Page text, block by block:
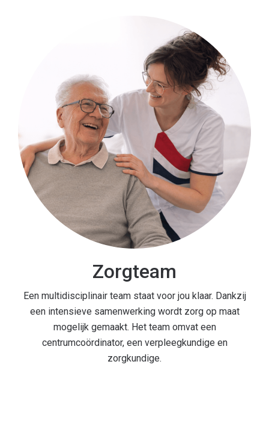
Zorgteam
Een multidisciplinair team staat voor jou klaar. Dankzij
een intensieve samenwerking wordt zorg op maat
mogelijk gemaakt. Het team omvat een
centrumcoördinator, een verpleegkundige en
zorgkundige.